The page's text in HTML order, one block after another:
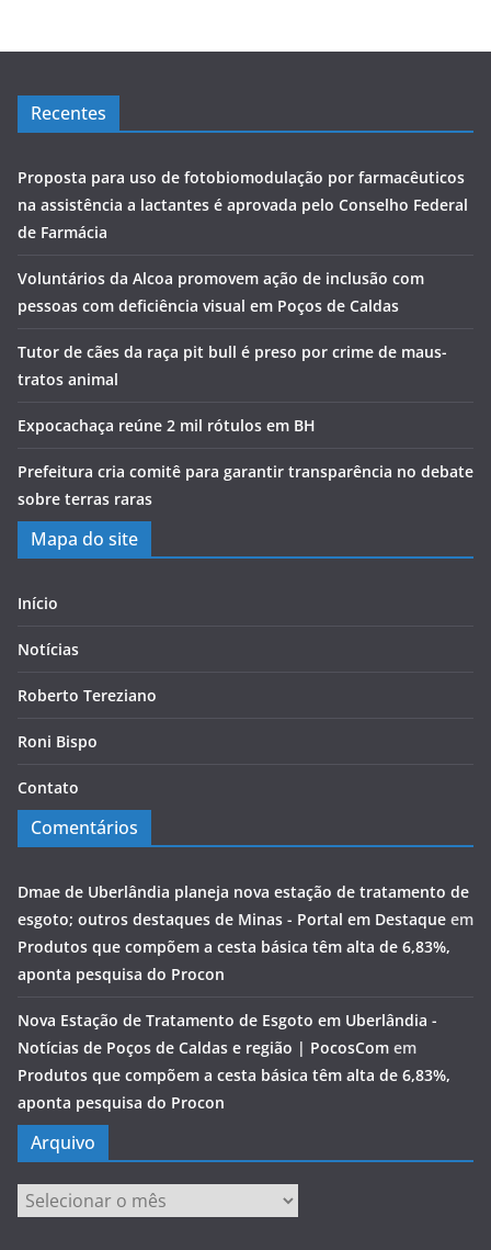
Recentes
Proposta para uso de fotobiomodulação por farmacêuticos
na assistência a lactantes é aprovada pelo Conselho Federal
de Farmácia
Voluntários da Alcoa promovem ação de inclusão com
pessoas com deficiência visual em Poços de Caldas
Tutor de cães da raça pit bull é preso por crime de maus-
tratos animal
Expocachaça reúne 2 mil rótulos em BH
Prefeitura cria comitê para garantir transparência no debate
sobre terras raras
Mapa do site
Início
Notícias
Roberto Tereziano
Roni Bispo
Contato
Comentários
Dmae de Uberlândia planeja nova estação de tratamento de
esgoto; outros destaques de Minas - Portal em Destaque em
Produtos que compõem a cesta básica têm alta de 6,83%,
aponta pesquisa do Procon
Nova Estação de Tratamento de Esgoto em Uberlândia -
Notícias de Poços de Caldas e região | PocosCom em
Produtos que compõem a cesta básica têm alta de 6,83%,
aponta pesquisa do Procon
Arquivo
Arquivo